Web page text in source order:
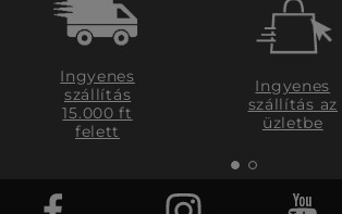
Ingyenes
szállítás
15.000 ft
felett
Ingyenes
szállítás az
üzletbe